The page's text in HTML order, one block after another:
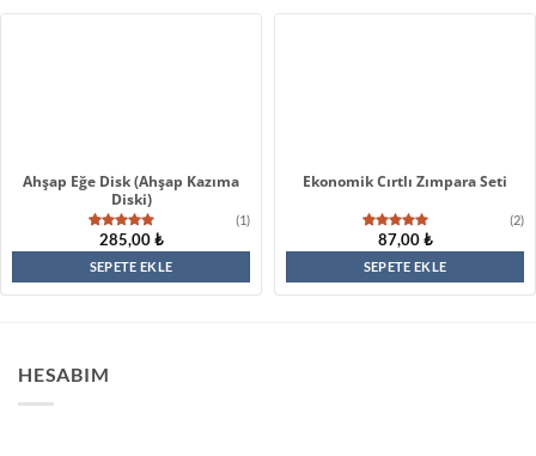
Ahşap Eğe Disk (Ahşap Kazıma
Diski)
müşteri
puanına
dayanarak
5.00puan
(1)
285,00₺
SEPETE EKLE
Ekonomik Cırtlı Zımpara Seti
müşteri
puanına
dayanarak
5.00puan
(2)
87,00₺
SEPETE EKLE
HESABIM